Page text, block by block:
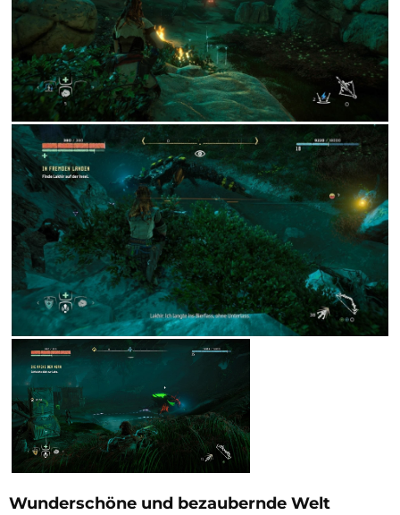
Wunderschöne und bezaubernde Welt